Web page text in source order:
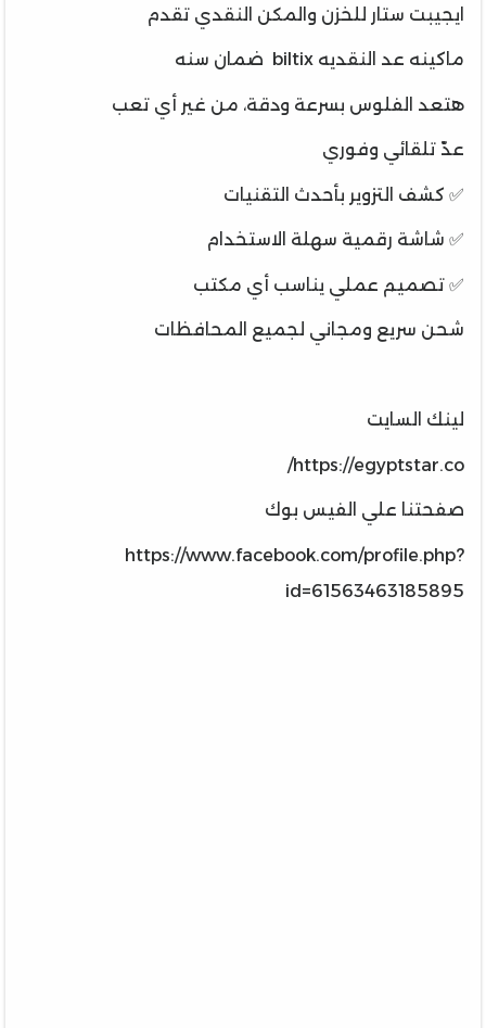
ايجيبت ستار للخزن والمكن النقدي تقدم
ماكينه عد النقديه biltix ضمان سنه
هتعد الفلوس بسرعة ودقة، من غير أي تعب
عدّ تلقائي وفوري
✅ كشف التزوير بأحدث التقنيات
✅ شاشة رقمية سهلة الاستخدام
✅ تصميم عملي يناسب أي مكتب
شحن سريع ومجاني لجميع المحافظات
لينك السايت
https://egyptstar.co/
صفحتنا علي الفيس بوك
https://www.facebook.com/profile.php?
id=61563463185895